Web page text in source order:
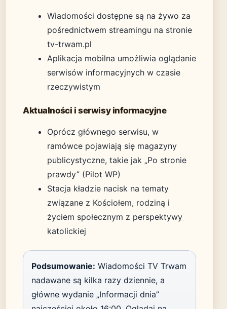
Wiadomości dostępne są na żywo za
pośrednictwem streamingu na stronie
tv-trwam.pl
Aplikacja mobilna umożliwia oglądanie
serwisów informacyjnych w czasie
rzeczywistym
Aktualności i serwisy informacyjne
Oprócz głównego serwisu, w
ramówce pojawiają się magazyny
publicystyczne, takie jak „Po stronie
prawdy” (Pilot WP)
Stacja kładzie nacisk na tematy
związane z Kościołem, rodziną i
życiem społecznym z perspektywy
katolickiej
Podsumowanie: Wiadomości TV Trwam
nadawane są kilka razy dziennie, a
główne wydanie „Informacji dnia”